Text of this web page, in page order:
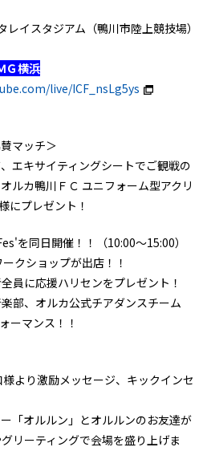
イスタジアム（鴨川市陸上競技場）
Ｇ横浜
live/ICF_nsLg5ys
マッチ＞
エキサイティングシートでご観戦の
ルカ鴨川ＦＣ ユニフォーム型アクリ
にプレゼント！
を同日開催！！（10:00～15:00）
クショップが出店！！
員に応援ハリセンをプレゼント！
部、オルカ公式チアダンスチーム
ーマンス！！
より激励メッセージ、キックインセ
「オルルン」とオルルンのお友達が
リーティングで会場を盛り上げま